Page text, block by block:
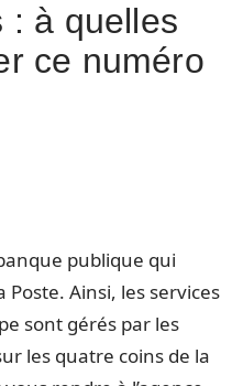
: à quelles
ce numéro
publique qui
Ainsi, les services
sont gérés par les
les quatre coins de la